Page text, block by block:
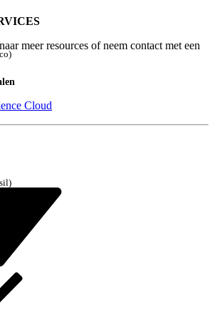
Alles wissen Gereed
Geen resultaten
van uw trefwoorden.
meer resources of neem contact met een
Cloud